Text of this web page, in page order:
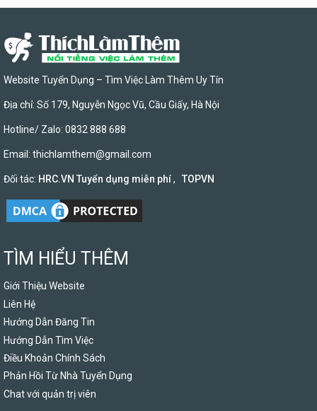
Website Tuyển Dụng – Tìm Việc Làm Thêm Uy Tín
Địa chỉ: Số 179, Nguyễn Ngọc Vũ, Cầu Giấy, Hà Nội
Hotline/ Zalo: 0832 888 688
Email: thichlamthem@gmail.com
Đối tác: HRC.VN Tuyển dụng miễn phí, TOPVN
TÌM HIỂU THÊM
Giới Thiệu Website
Liên Hệ
Hướng Dẫn Đăng Tin
Hướng Dẫn Tìm Việc
Điều Khoản Chính Sách
Phản Hồi Từ Nhà Tuyển Dụng
Chat với quản trị viên